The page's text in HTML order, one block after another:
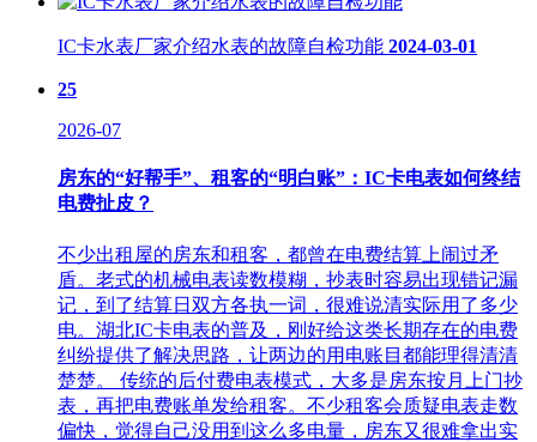
IC卡水表厂家介绍水表的故障自检功能 2024-03-01
25
2026-07
房东的“好帮手”、租客的“明白账”：IC卡电表如何终结
电费扯皮？
不少出租屋的房东和租客，都曾在电费结算上闹过矛
盾。老式的机械电表读数模糊，抄表时容易出现错记漏
记，到了结算日双方各执一词，很难说清实际用了多少
电。湖北IC卡电表的普及，刚好给这类长期存在的电费
纠纷提供了解决思路，让两边的用电账目都能理得清清
楚楚。 传统的后付费电表模式，大多是房东按月上门抄
表，再把电费账单发给租客。不少租客会质疑电表走数
偏快，觉得自己没用到这么多电量，房东又很难拿出实